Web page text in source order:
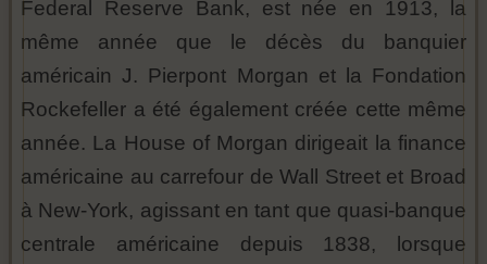
Federal Reserve Bank, est née en 1913, la
même année que le décès du banquier
américain J. Pierpont Morgan et la Fondation
Rockefeller a été également créée cette même
année. La House of Morgan dirigeait la finance
américaine au carrefour de Wall Street et Broad
à New-York, agissant en tant que quasi-banque
centrale américaine depuis 1838, lorsque